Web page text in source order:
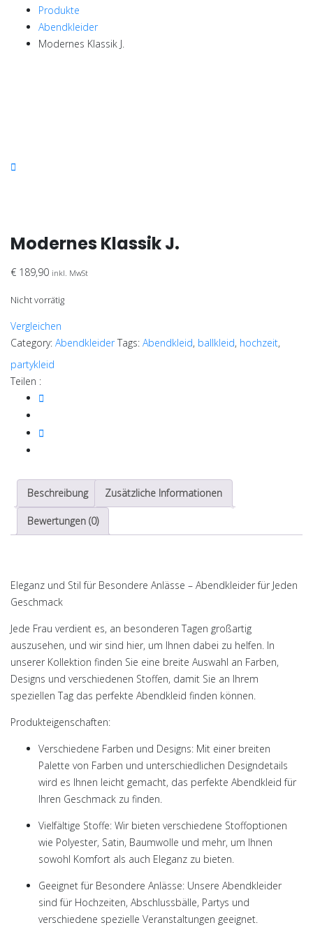
Produkte
Abendkleider
Modernes Klassik J.
Modernes Klassik J.
€ 189,90 inkl. MwSt
Nicht vorrätig
Vergleichen
Category: Abendkleider Tags: Abendkleid, ballkleid, hochzeit,
partykleid
Teilen :
Beschreibung Zusätzliche Informationen
Bewertungen (0)
Eleganz und Stil für Besondere Anlässe – Abendkleider für Jeden
Geschmack
Jede Frau verdient es, an besonderen Tagen großartig
auszusehen, und wir sind hier, um Ihnen dabei zu helfen. In
unserer Kollektion finden Sie eine breite Auswahl an Farben,
Designs und verschiedenen Stoffen, damit Sie an Ihrem
speziellen Tag das perfekte Abendkleid finden können.
Produkteigenschaften:
Verschiedene Farben und Designs: Mit einer breiten
Palette von Farben und unterschiedlichen Designdetails
wird es Ihnen leicht gemacht, das perfekte Abendkleid für
Ihren Geschmack zu finden.
Vielfältige Stoffe: Wir bieten verschiedene Stoffoptionen
wie Polyester, Satin, Baumwolle und mehr, um Ihnen
sowohl Komfort als auch Eleganz zu bieten.
Geeignet für Besondere Anlässe: Unsere Abendkleider
sind für Hochzeiten, Abschlussbälle, Partys und
verschiedene spezielle Veranstaltungen geeignet.